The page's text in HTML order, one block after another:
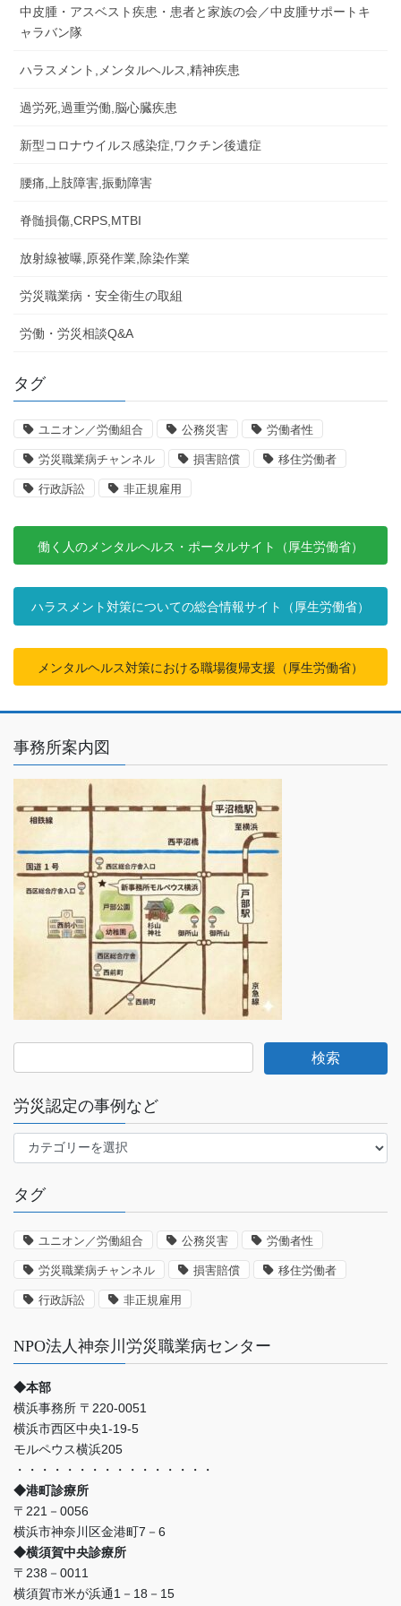
中皮腫・アスベスト疾患・患者と家族の会／中皮腫サポートキ
ャラバン隊
ハラスメント,メンタルヘルス,精神疾患
過労死,過重労働,脳心臓疾患
新型コロナウイルス感染症,ワクチン後遺症
腰痛,上肢障害,振動障害
脊髄損傷,CRPS,MTBI
放射線被曝,原発作業,除染作業
労災職業病・安全衛生の取組
労働・労災相談Q&A
タグ
ユニオン／労働組合 公務災害 労働者性
労災職業病チャンネル 損害賠償 移住労働者
行政訴訟 非正規雇用
働く人のメンタルヘルス・ポータルサイト（厚生労働省）
ハラスメント対策についての総合情報サイト（厚生労働省）
メンタルヘルス対策における職場復帰支援（厚生労働省）
事務所案内図
労災認定の事例など
災
定
の
事
な
ど
タグ
ユニオン／労働組合 公務災害 労働者性
労災職業病チャンネル 損害賠償 移住労働者
行政訴訟 非正規雇用
NPO法人神奈川労災職業病センター
◆本部
横浜事務所 〒220-0051
横浜市西区中央1-19-5
モルペウス横浜205
・・・・・・・・・・・・・・・・
◆港町診療所
〒221－0056
横浜市神奈川区金港町7－6
◆横須賀中央診療所
〒238－0011
横須賀市米が浜通1－18－15